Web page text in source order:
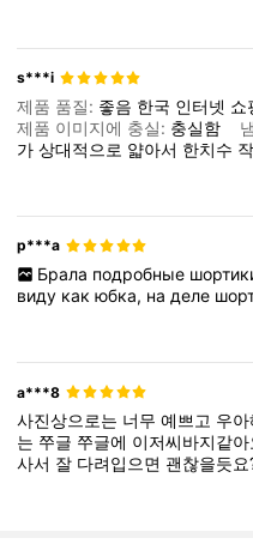
s***i
제품 품질: 좋음 한국 인터넷 쇼
제품 이미지에 충실: 충실함
가상대적으로 얇아서 한치수
p***a
Брала подробные
виду какюбка, на деле
a***8
사진상으로는 너무예쁘고 우
는 쭈글 쭈글에 이저씨바지같아
사서 잘 다려입으면 괜찮을듯요